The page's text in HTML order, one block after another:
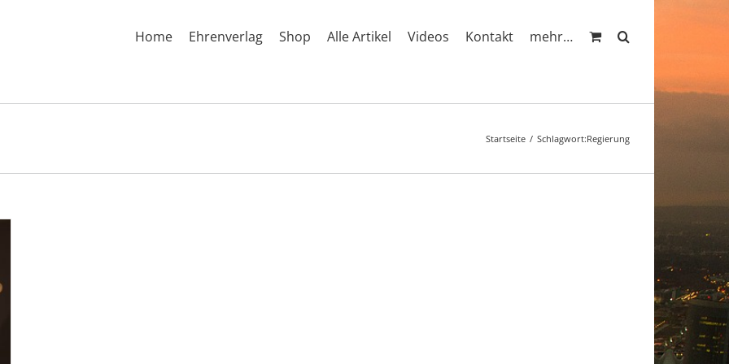
Home Ehrenverlag Shop Alle Artikel Videos Kontakt mehr…
Startseite Schlagwort:Regierung